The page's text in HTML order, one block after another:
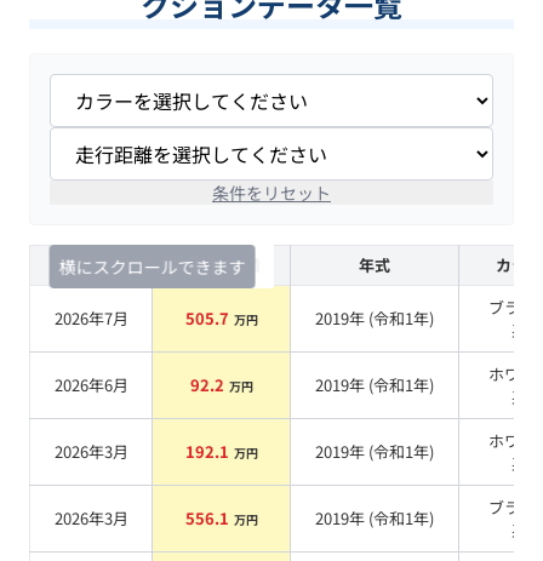
条件をリセット
横にスクロールできます
査定時期 セルカ実績 年式 カラー
2026年7月 505.7 万円 2019年 (令和1年)
ブラッ
系
2026年6月 92.2 万円 2019年 (令和1年)
ホワイ
系
2026年3月 192.1 万円 2019年 (令和1年)
ホワイ
系
2026年3月 556.1 万円 2019年 (令和1年)
ブラッ
系